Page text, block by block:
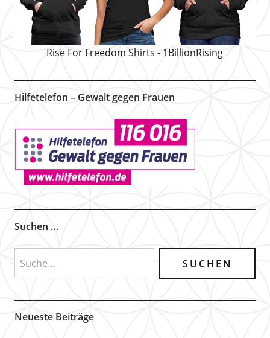
Rise For Freedom Shirts - 1BillionRising
Hilfetelefon – Gewalt gegen Frauen
Suchen …
Neueste Beiträge